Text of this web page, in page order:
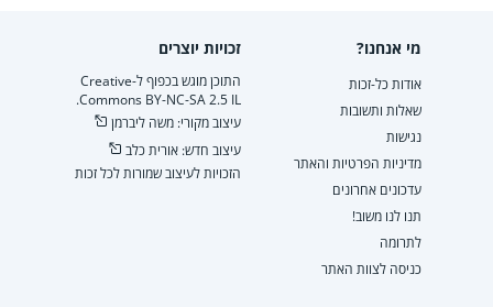
מי אנחנו?
אודות כל-זכות
שאלות ותשובות
נגישות
מדיניות הפרטיות והאתר
עדכונים אחרונים
תנו לנו משוב!
לתרומה
כניסה לצוות האתר
זכויות יוצרים
התוכן מוגש בכפוף ל-Creative
Commons BY-NC-SA 2.5 IL.
עיצוב מקורי: משה ליברמן
עיצוב חדש: אורית כלב
הזכויות לעיצוב שמורות לכל זכות